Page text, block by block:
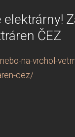
ČEZ
na-vrchol-
cez/